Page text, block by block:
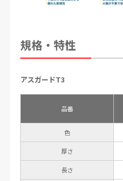
規格・特性
アスガードT3
品番
色
厚さ
長さ